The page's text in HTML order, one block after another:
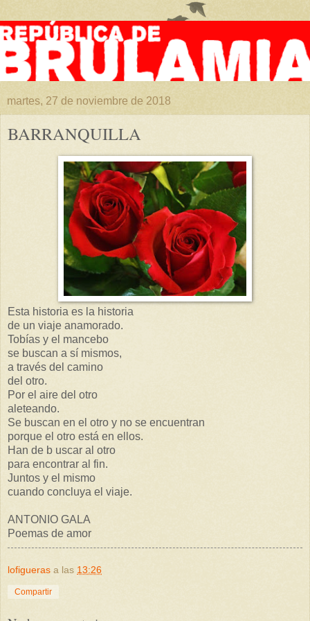
martes, 27 de noviembre de 2018
BARRANQUILLA
Esta historia es la historia
de un viaje anamorado.
Tobías y el mancebo
se buscan a sí mismos,
a través del camino
del otro.
Por el aire del otro
aleteando.
Se buscan en el otro y no se encuentran
porque el otro está en ellos.
Han de b uscar al otro
para encontrar al fin.
Juntos y el mismo
cuando concluya el viaje.
ANTONIO GALA
Poemas de amor
lofigueras a las 13:26
Compartir